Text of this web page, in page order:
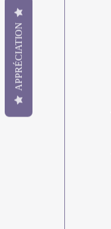
APPRÉCIATION